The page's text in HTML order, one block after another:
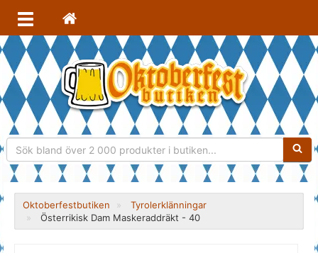
Oktoberfestbutiken
Tyrolerklänningar
Österrikisk Dam Maskeraddräkt - 40